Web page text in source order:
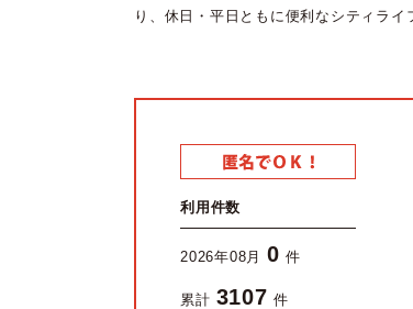
り、休日・平日ともに便利なシティライ
利用件数
2026年08月 0 件
累計 3107 件